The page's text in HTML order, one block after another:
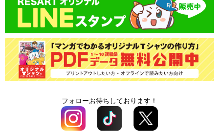
オプション料
オプション料
フォローお待ちしております！